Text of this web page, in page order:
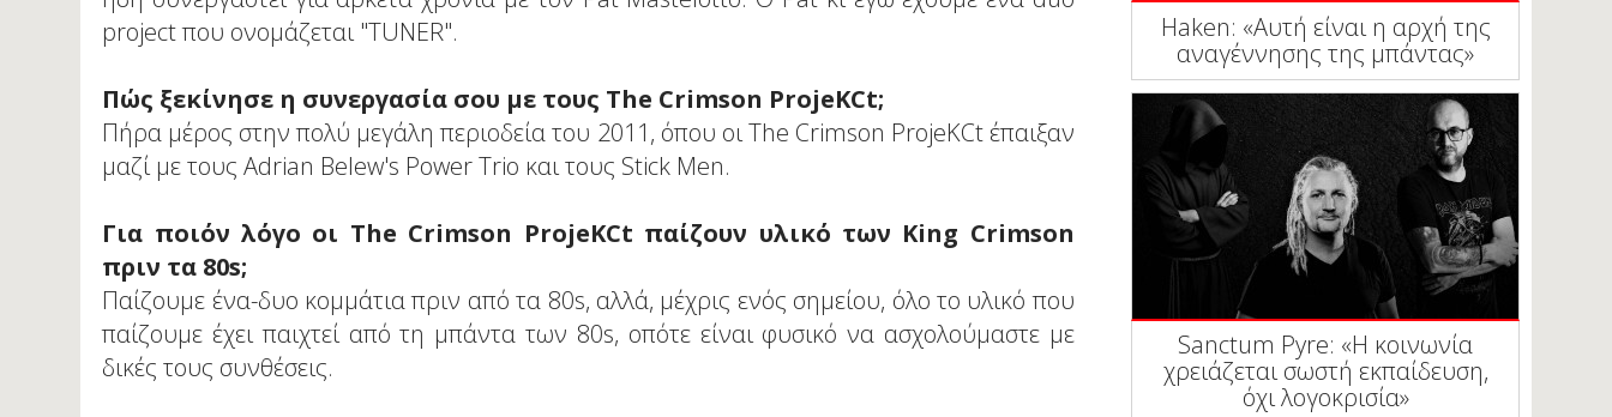
project που ονομάζεται "TUNER".
Πώς ξεκίνησε η συνεργασία σου με τους The Crimson ProjeKCt;
Πήρα μέρος στην πολύ μεγάλη περιοδεία του 2011, όπου οι The Crimson ProjeKCt έπαιξαν
μαζί με τους Adrian Belew's Power Trio και τους Stick Men.
Για ποιόν λόγο οι The Crimson ProjeKCt παίζουν υλικό των King Crimson
πριν τα 80s;
Παίζουμε ένα-δυο κομμάτια πριν από τα 80s, αλλά, μέχρις ενός σημείου, όλο το υλικό που
παίζουμε έχει παιχτεί από τη μπάντα των 80s, οπότε είναι φυσικό να ασχολούμαστε με
δικές τους συνθέσεις.
Haken: «Αυτή είναι η αρχή της
αναγέννησης της μπάντας»
Sanctum Pyre: «Η κοινωνία
χρειάζεται σωστή εκπαίδευση,
όχι λογοκρισία»